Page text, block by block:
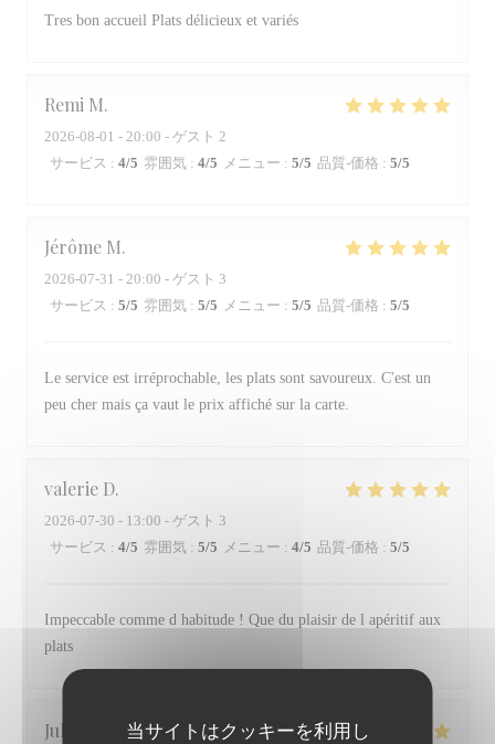
当サイトはクッキーを利用し
Tres bon accueil Plats délicieux et variés
Remi M
2026-08-01 - 20:00 - ゲスト 2
サービス : 4/5 雰囲気 : 4/5 メニュー : 5/5 品質-価格 : 5/5
Jérôme M
2026-07-31 - 20:00 - ゲスト 3
サービス : 5/5 雰囲気 : 5/5 メニュー : 5/5 品質-価格 : 5/5
Le service est irréprochable, les plats sont savoureux. C'est un
peu cher mais ça vaut le prix affiché sur la carte.
valerie D
2026-07-30 - 13:00 - ゲスト 3
サービス : 4/5 雰囲気 : 5/5 メニュー : 4/5 品質-価格 : 5/5
Impeccable comme d habitude ! Que du plaisir de l apéritif aux
plats
Julie